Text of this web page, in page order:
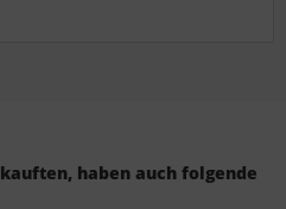
haben auch folgende